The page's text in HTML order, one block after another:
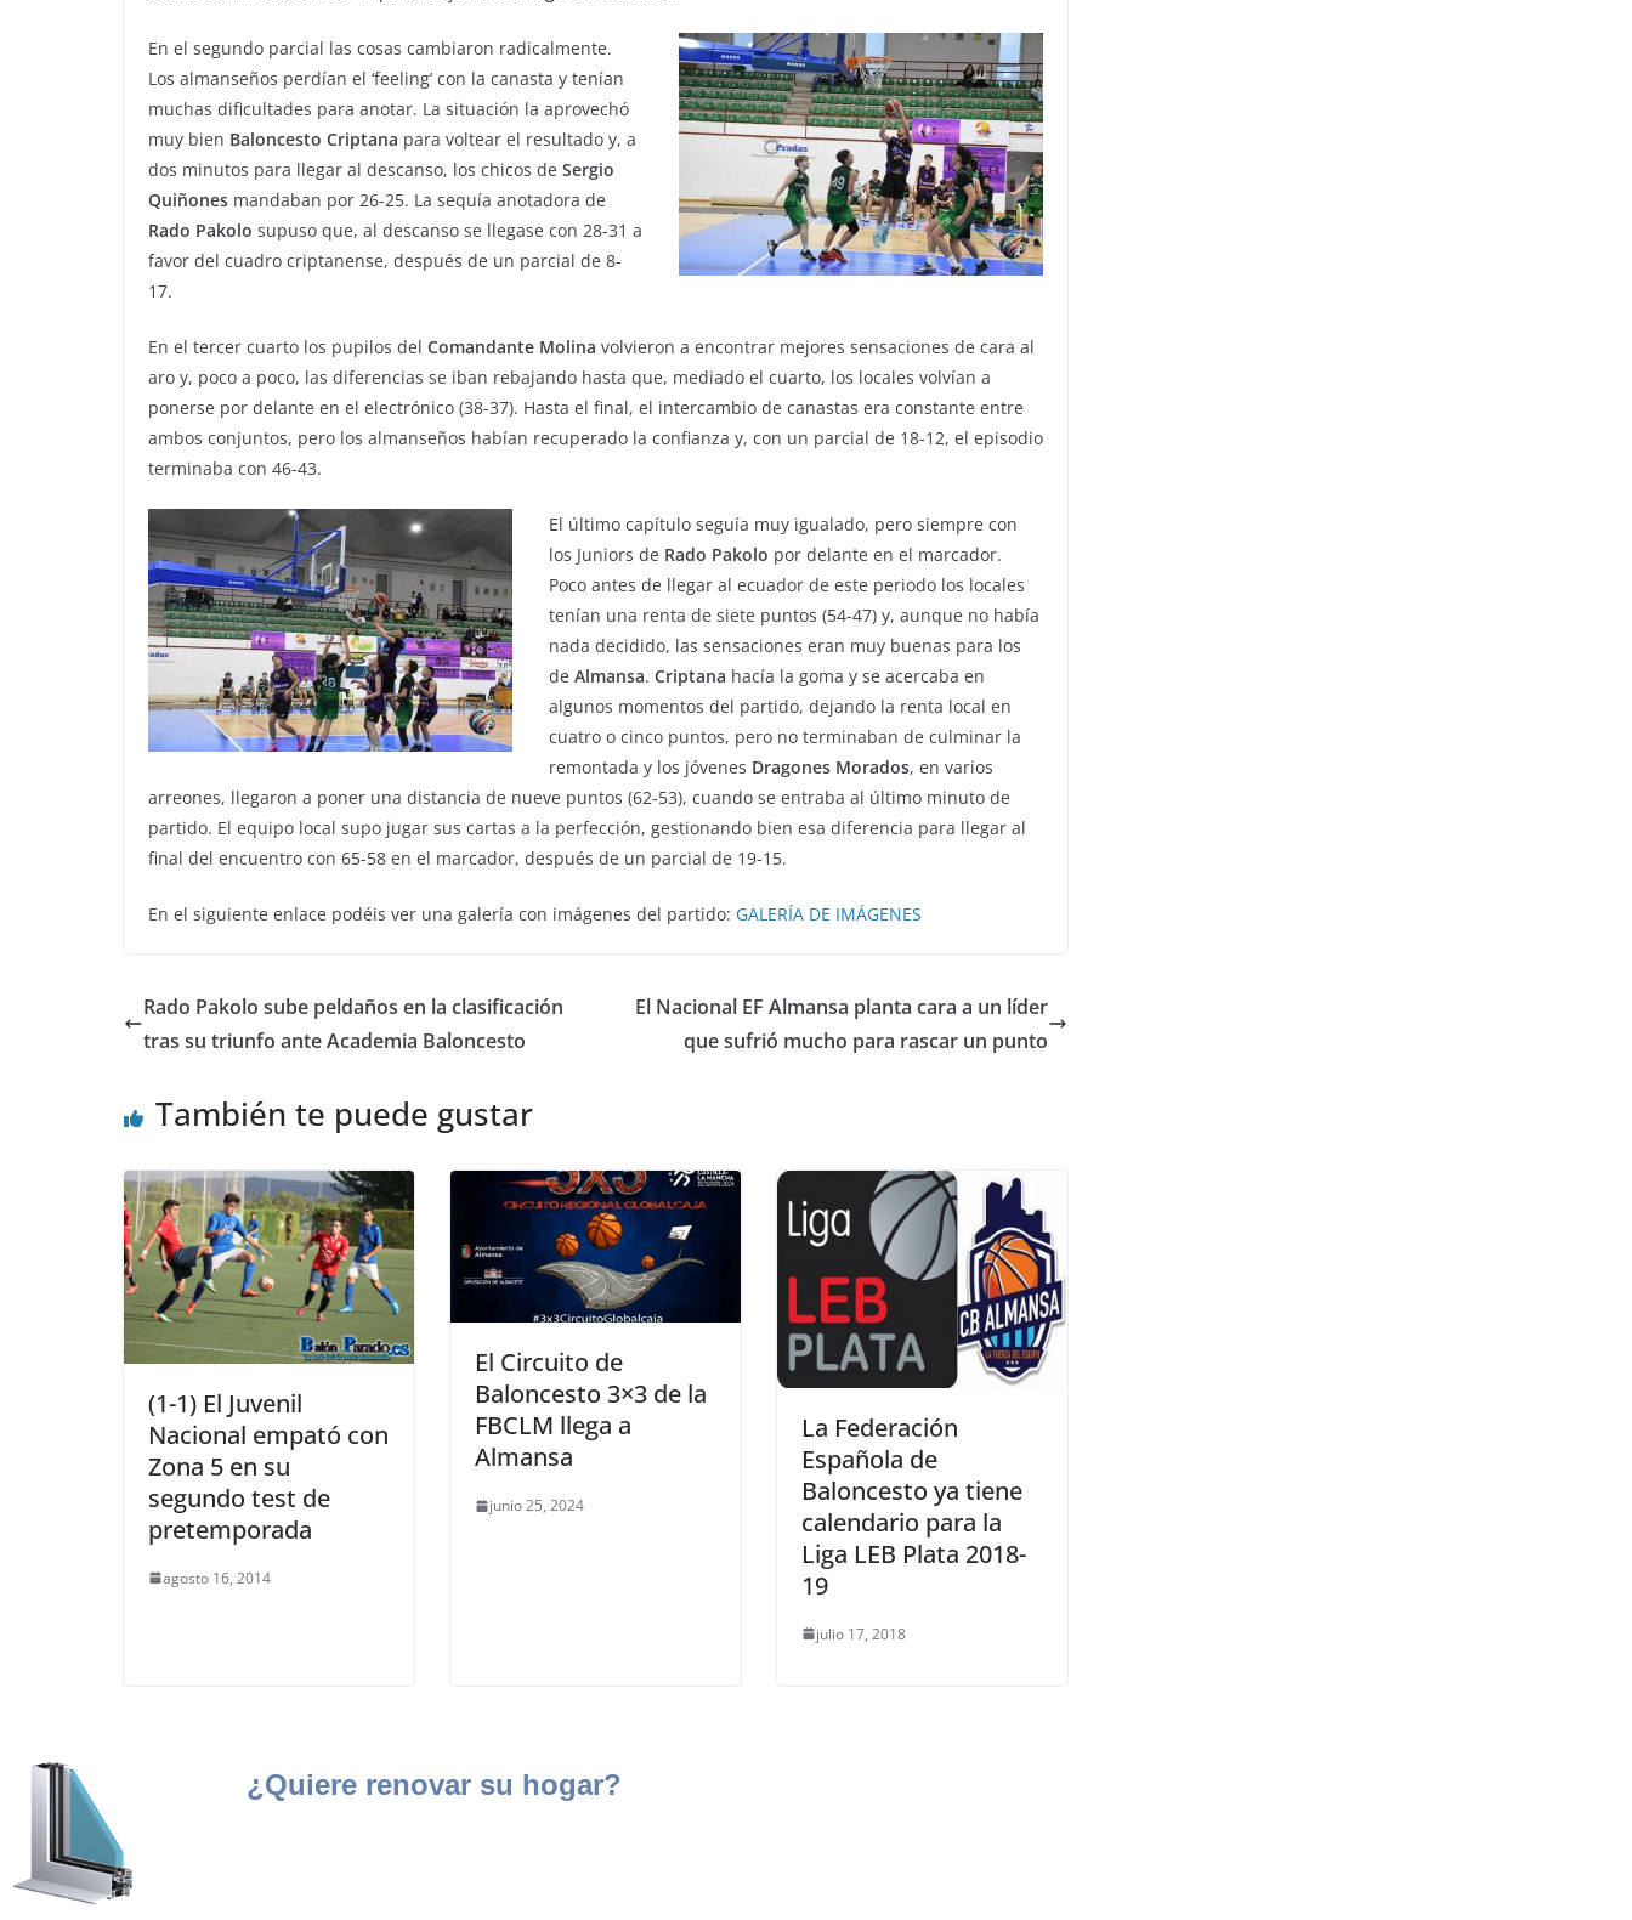
En el segundo parcial las cosas cambiaron radicalmente.
Los almanseños perdían el ‘feeling’ con la canasta y tenían
muchas dificultades para anotar. La situación la aprovechó
muy bien Baloncesto Criptana para voltear el resultado y, a
dos minutos para llegar al descanso, los chicos de Sergio
Quiñones mandaban por 26-25. La sequía anotadora de
Rado Pakolo supuso que, al descanso se llegase con 28-31 a
favor del cuadro criptanense, después de un parcial de 8-
17.
En el tercer cuarto los pupilos del Comandante Molina volvieron a encontrar mejores sensaciones de cara al
aro y, poco a poco, las diferencias se iban rebajando hasta que, mediado el cuarto, los locales volvían a
ponerse por delante en el electrónico (38-37). Hasta el final, el intercambio de canastas era constante entre
ambos conjuntos, pero los almanseños habían recuperado la confianza y, con un parcial de 18-12, el episodio
terminaba con 46-43.
El último capítulo seguía muy igualado, pero siempre con
los Juniors de Rado Pakolo por delante en el marcador.
Poco antes de llegar al ecuador de este periodo los locales
tenían una renta de siete puntos (54-47) y, aunque no había
nada decidido, las sensaciones eran muy buenas para los
de Almansa. Criptana hacía la goma y se acercaba en
algunos momentos del partido, dejando la renta local en
cuatro o cinco puntos, pero no terminaban de culminar la
remontada y los jóvenes Dragones Morados, en varios
arreones, llegaron a poner una distancia de nueve puntos (62-53), cuando se entraba al último minuto de
partido. El equipo local supo jugar sus cartas a la perfección, gestionando bien esa diferencia para llegar al
final del encuentro con 65-58 en el marcador, después de un parcial de 19-15.
En el siguiente enlace podéis ver una galería con imágenes del partido: GALERÍA DE IMÁGENES
Rado Pakolo sube peldaños en la clasificación
tras su triunfo ante Academia Baloncesto
El Nacional EF Almansa planta cara a un líder
que sufrió mucho para rascar un punto
También te puede gustar
(1-1) El Juvenil
Nacional empató con
Zona 5 en su
segundo test de
pretemporada
agosto 16, 2014
El Circuito de
Baloncesto 3×3 de la
FBCLM llega a
Almansa
junio 25, 2024
La Federación
Española de
Baloncesto ya tiene
calendario para la
Liga LEB Plata 2018-
19
julio 17, 2018